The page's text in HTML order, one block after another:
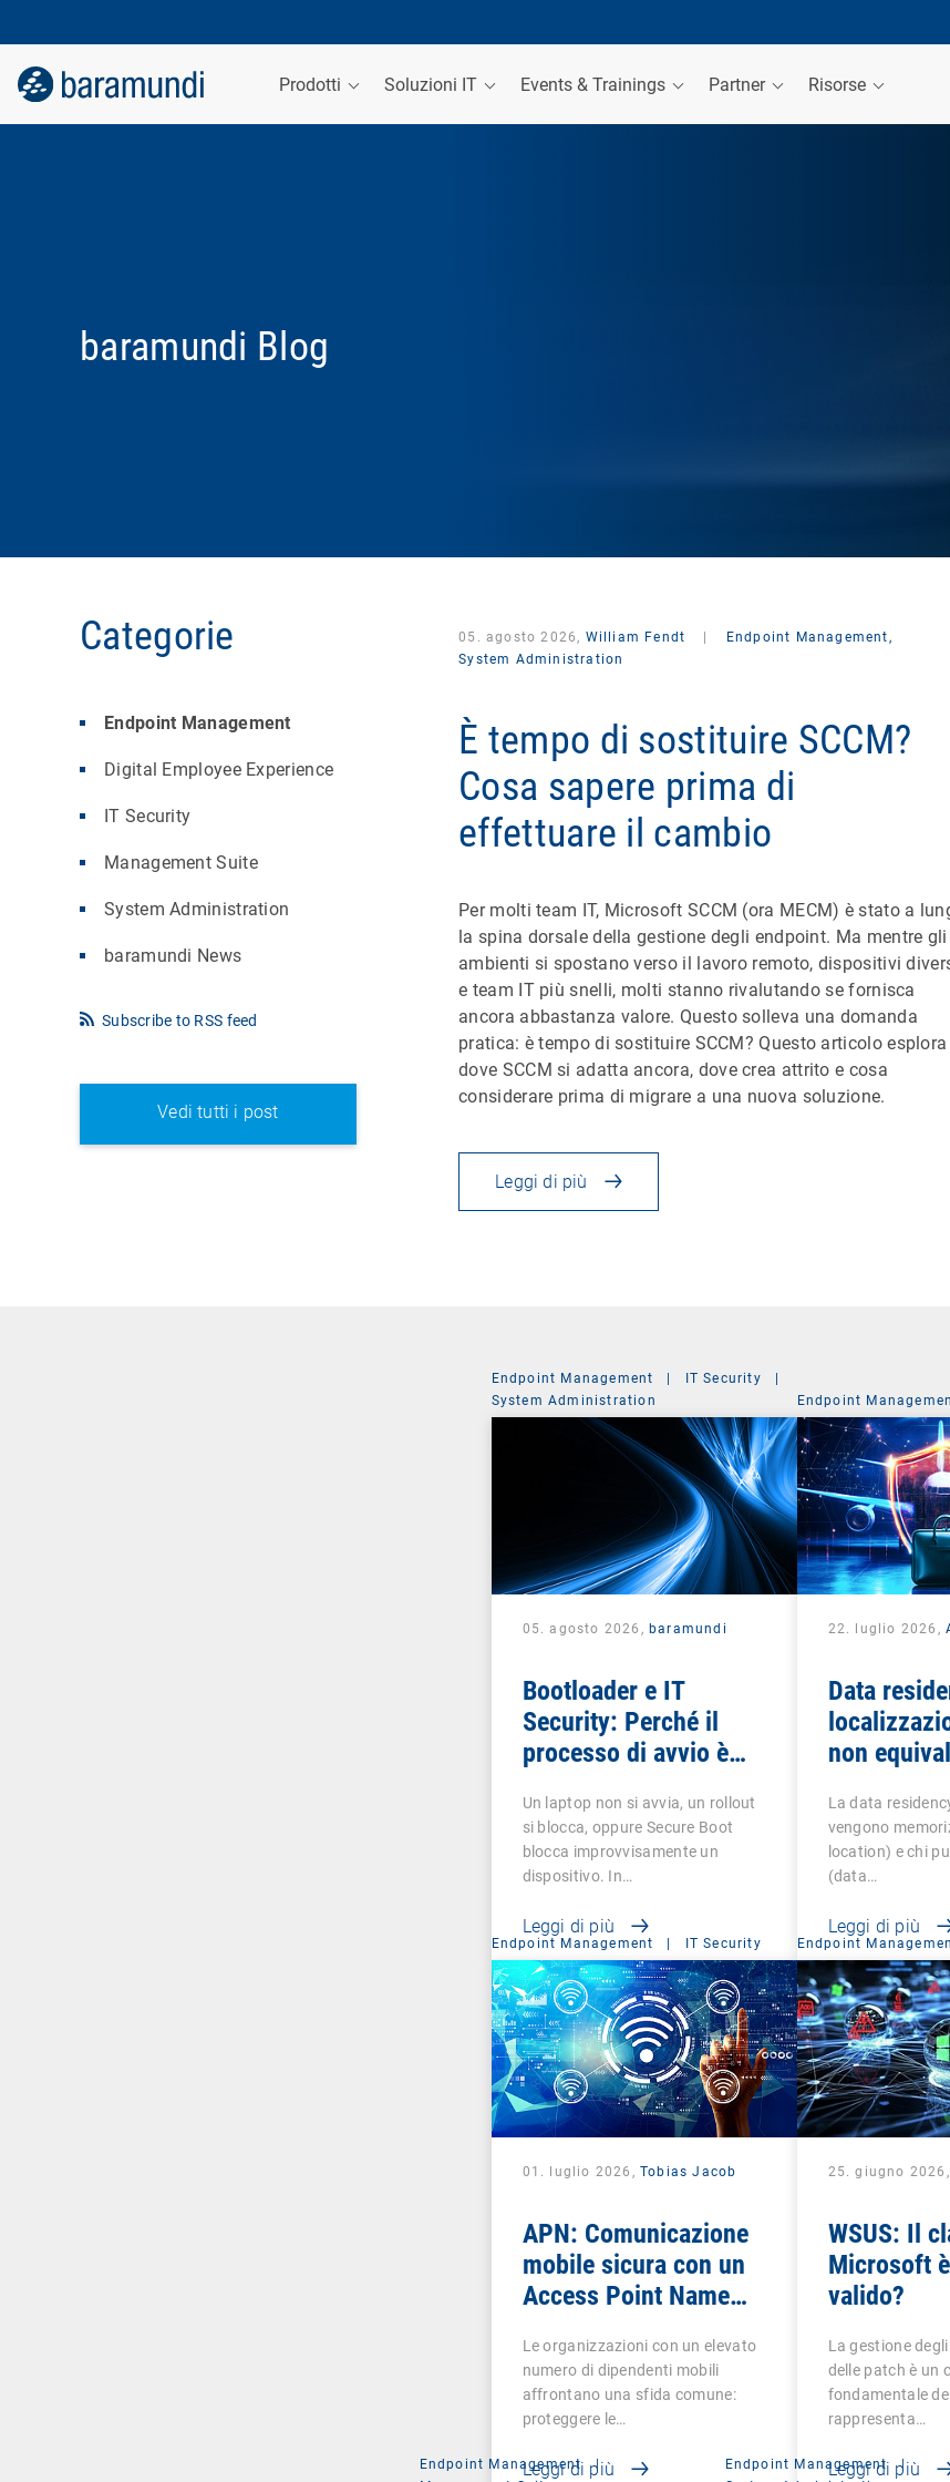
Prodotti Soluzioni IT Events & Trainings Partner Risorse
baramundi Blog
Categorie
Endpoint Management
Digital Employee Experience
IT Security
Management Suite
System Administration
baramundi News
Subscribe to RSS feed
Vedi tutti i post
05. agosto 2026, William Fendt
Endpoint Management,
System Administration
È tempo di sostituire SCCM?
Cosa sapere prima di
effettuare il cambio
Per molti team IT, Microsoft SCCM (ora MECM) è stato a
la spina dorsale della gestione degli endpoint. Ma mentre gli
ambienti si spostano verso il lavoro remoto, dispositivi
e team IT più snelli, molti stanno rivalutando se fornisca
ancora abbastanza valore. Questo solleva una domanda
pratica: è tempo di sostituire SCCM? Questo articolo esplora
dove SCCM si adatta ancora, dove crea attrito e cosa
considerare prima di migrare a una nuova soluzione.
Leggi di più
Endpoint Management | IT Security
|
System Administration
05. agosto 2026, baramundi
Bootloader e IT
Security: Perché il
processo di avvio è
Un laptop non si avvia, un rollout
si blocca, oppure Secure Boot
blocca improvvisamente un
dispositivo. In…
Leggi di più
Endpoint
22. luglio 2026,
Data
non
La data
vengono
location) e chi
(data…
Leggi di più
Endpoint Management | IT Security
01. luglio 2026, Tobias Jacob
APN: Comunicazione
mobile sicura con un
Access Point Name
Le organizzazioni con un elevato
numero di dipendenti mobili
affrontano una sfida comune:
proteggere le…
Leggi di più
Endpoint
25. giugno 2026,
WSUS: Il
Microsoft
valido?
La gestione
delle patch è un
fondamentale
rappresenta…
Leggi di più
Endpoint Management
|
Endpoint Management
|